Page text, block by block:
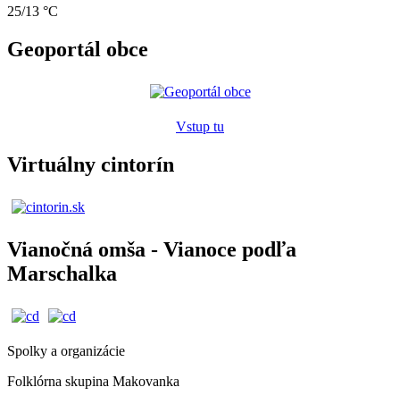
25/13 °C
Geoportál obce
Vstup tu
Virtuálny cintorín
Vianočná omša - Vianoce podľa
Marschalka
Spolky a organizácie
Folklórna skupina Makovanka